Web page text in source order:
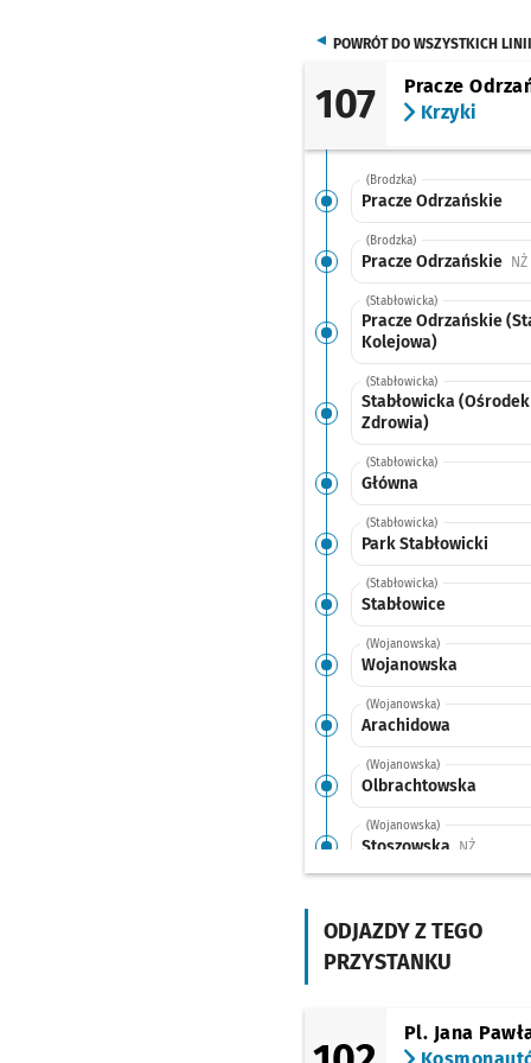
POWRÓT DO WSZYSTKICH LINII
107
Pracze
Krzyki
(Brodzka)
Pracze Odrzańskie
(Brodzka)
Pracze Odrzańskie NŻ
(Stabłowicka)
Pracze Odrzańskie
Kolejowa)
(Stabłowicka)
Stabłowicka (Ośrodek
Zdrowia)
(Stabłowicka)
Główna
(Stabłowicka)
Park Stabłowicki
(Stabłowicka)
Stabłowice
(Wojanowska)
Wojanowska
(Wojanowska)
Arachidowa
(Wojanowska)
Olbrachtowska
(Wojanowska)
Stoszowska NŻ
Fieldorfa (Szpital)
Kosmonautów
(Szpital)
ODJAZDY Z TEGO
PRZYSTANKU
Pl. Jana